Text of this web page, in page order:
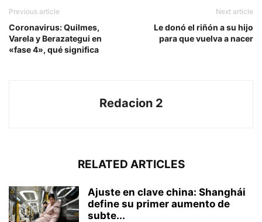
Previous article
Coronavirus: Quilmes,
Varela y Berazategui en
«fase 4», qué significa
Next article
Le donó el riñón a su hijo
para que vuelva a nacer
Redacion 2
RELATED ARTICLES
Ajuste en clave china: Shanghái
define su primer aumento de
subte...